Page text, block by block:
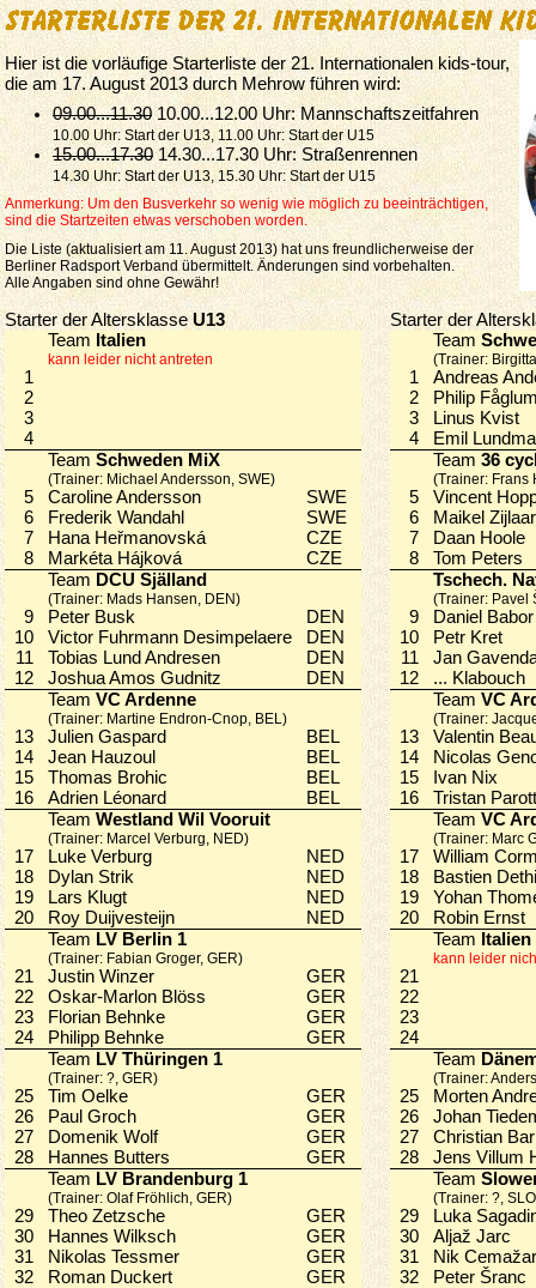
Hier ist die vorläufigeStarterliste der 21. Internationalen kids-tour,
die am 17. August 2013 durch Mehrow führen wird:
09.00...11.3010.00...12.00 Uhr: Mannschaftszeitfahren
10.00 Uhr: Start der U13, 11.00 Uhr: Start der U15
15.00...17.3014.30...17.30 Uhr: Straßenrennen
14.30 Uhr: Start der U13, 15.30 Uhr: Start der U15
Anmerkung: Um den Busverkehr so wenig wie möglich zu beeinträchtigen,
sind die Startzeiten etwas verschoben worden.
Die Liste (aktualisiert am 11. August 2013) hat uns freundlicherweise der
Berliner Radsport Verband übermittelt. Änderungen sind vorbehalten.
Alle Angaben sind ohne Gewähr!
Starter der AltersklasseU13
Team Italien
kann leider nicht antreten
1
2
3
4
Team Schweden MiX
(Trainer: Michael Andersson, SWE)
5 Caroline Andersson
SWE
6
Frederik Wandahl
SWE
7
Hana Heřmanovská
CZE
8
Markéta Hájková
CZE
Team DCU Själland
(Trainer: Mads Hansen, DEN)
9 Peter Busk
DEN
10 Victor Fuhrmann Desimpelaere
DEN
11 Tobias Lund Andresen
DEN
12 Joshua Amos Gudnitz
DEN
Team VC Ardenne
(Trainer: Martine Endron-Cnop, BEL)
13 Julien Gaspard
BEL
14 Jean Hauzoul
BEL
15 Thomas Brohic
BEL
16 Adrien Léonard
BEL
Team Westland Wil Vooruit
(Trainer: Marcel Verburg, NED)
17 Luke Verburg
NED
18
Dylan Strik
NED
19
Lars Klugt
NED
20
Roy Duijvesteijn
NED
Team LV Berlin 1
(Trainer: Fabian Groger, GER)
21 Justin Winzer
GER
22 Oskar-Marlon Blöss
GER
23
Florian Behnke
GER
24
Philipp Behnke
GER
Team LV Thüringen 1
(Trainer: ?, GER)
25 Tim Oelke
GER
26
Paul Groch
GER
27
Domenik Wolf
GER
28
Hannes Butters
GER
Team LV Brandenburg 1
(Trainer: Olaf Fröhlich, GER)
29 Theo Zetzsche
GER
30
Hannes Wilksch
GER
31
Nikolas Tessmer
GER
32
Roman Duckert
GER
Starter der
Team
(Trainer:
1 Andreas
2
Philip
3
Linus Kvist
4
Emil
Team 36
(Trainer: Frans
5 Vincent
6
Maikel
7
Daan
8 Tom Peters
Tschech.
(Trainer: Pavel
9
Daniel
10
Petr Kret
11 Jan
12 ...
Team VC
(Trainer:
13 Valentin
14
Nicolas
15
Ivan Nix
16 Tristan
Team VC
(Trainer: Marc
17 William
18
Bastien
19 Yohan
20
Robin
Team Italien
kann leider
21
22
23
24
Team
(Trainer:
25
Morten
26 Johan
27 Christian
28 Jens Villum
Team
(Trainer: ?,
29
Luka
30 Aljaž Jarc
31
Nik
32
Peter